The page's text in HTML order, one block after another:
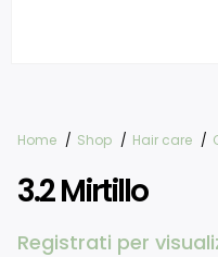
Home Shop Hair care
3.2 Mirtillo
Registrati per